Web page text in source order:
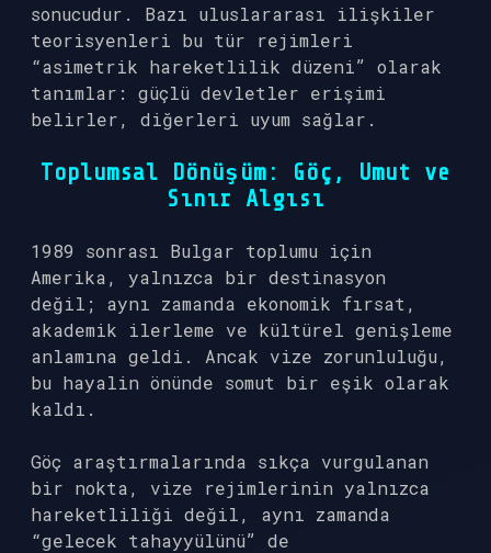
sonucudur. Bazı uluslararası ilişkiler
teorisyenleri bu tür rejimleri
“asimetrik hareketlilik düzeni” olarak
tanımlar: güçlü devletler erişimi
belirler, diğerleri uyum sağlar.
Toplumsal Dönüşüm: Göç, Umut ve
Sınır Algısı
1989 sonrası Bulgar toplumu için
Amerika, yalnızca bir destinasyon
değil; aynı zamanda ekonomik fırsat,
akademik ilerleme ve kültürel genişleme
anlamına geldi. Ancak vize zorunluluğu,
bu hayalin önünde somut bir eşik olarak
kaldı.
Göç araştırmalarında sıkça vurgulanan
bir nokta, vize rejimlerinin yalnızca
hareketliliği değil, aynı zamanda
“gelecek tahayyülünü” de